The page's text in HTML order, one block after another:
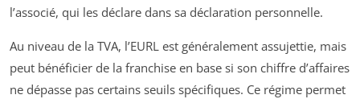
l’associé, qui les déclare dans sa déclaration personnelle.
Au niveau de la TVA, l’EURL est généralement assujettie, mais
peut bénéficier de la franchise en base si son chiffre d’affaires
ne dépasse pas certains seuils spécifiques. Ce régime permet